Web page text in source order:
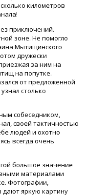
километров
приключений.
зоне. Не помогло
Мытищинского
дружески
за ним на
на попутке.
от предложенной
столько
собеседником,
своей тактичностью
людей и охотно
всегда очень
большое значение
материалами
Фотографии,
дают яркую картину